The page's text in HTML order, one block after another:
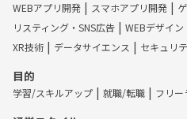
WEBアプリ開発 スマホアプリ開発
リスティング・SNS広告
WEBデザイン
XR技術
データサイエンス セキュリ
目的
学習/スキルアップ 就職/転職 フリー